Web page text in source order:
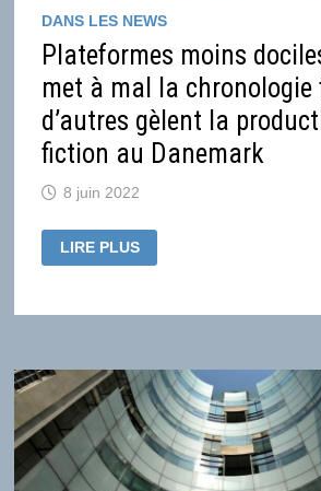
DANS LES NEWS
Plateformes moins
met à mal la chronologie
d’autres gèlent la
fiction au Danemark
8 juin 2022
PLATEFORMES
MOINS
DOCILES
MET
CHRONOLOGIE
FRANÇAISE,
D’AUTRES
GÈLENT
LA
PRODUCTION
DE
FICTION
LIRE PLUS